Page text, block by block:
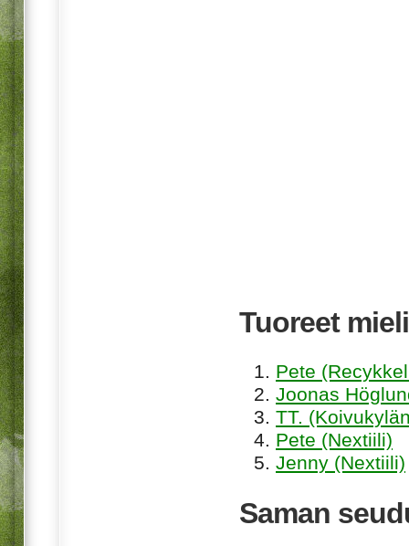
Tuoreet
Pete
Joonas
TT.
Pete (Nextiili)
Jenny (Nextiili)
Saman